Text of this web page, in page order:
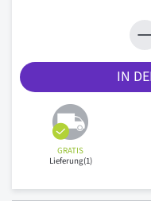
IN
GRATIS
Lieferung(1)